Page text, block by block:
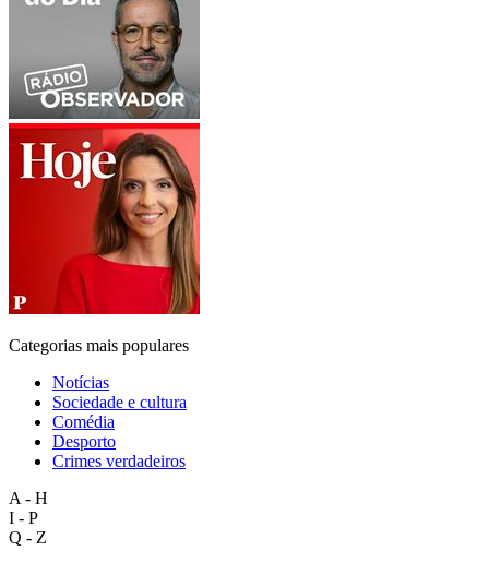
Categorias mais populares
Notícias
Sociedade e cultura
Comédia
Desporto
Crimes verdadeiros
A - H
I - P
Q - Z